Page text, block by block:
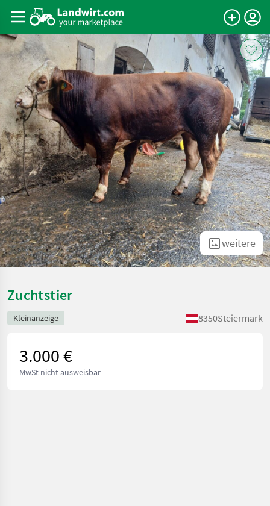
weitere
Zuchtstier
Kleinanzeige 8350Steiermark
3.000 €
MwSt nicht ausweisbar